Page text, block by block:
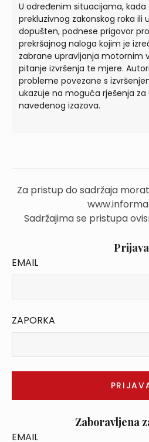
U određenim situacijama, kada
prekluzivnog zakonskog roka ili
dopušten, podnese prigovor
prekršajnog naloga kojim je
zabrane upravljanja motornim
pitanje izvršenja te mjere.
probleme povezane s
ukazuje na moguća rješenja za
navedenog izazova.
Za pristup do sadržaja
Sadržajima se pristupa
Prijava
EMAIL
ZAPORKA
Zaboravljena
EMAIL